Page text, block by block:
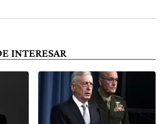
INTERESAR